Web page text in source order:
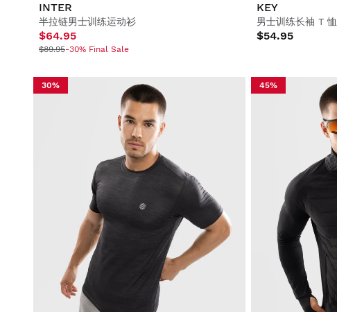
查看全部 男性
查看全部 女性
查看全部 儿童
INTER
半拉链男士训练运动衫
$64.95
$89.95-30% Final Sale
KEY
男士训练长袖 T 恤
$54.95
30% 45%